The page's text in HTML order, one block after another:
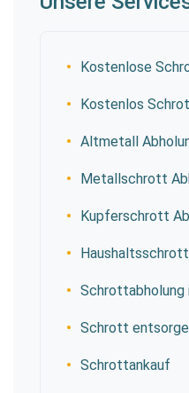
Kostenlose
Kostenlos
Altmetall
Metallschrott
Kupferschrott
Schrottabholung
Schrott
Schrottankauf